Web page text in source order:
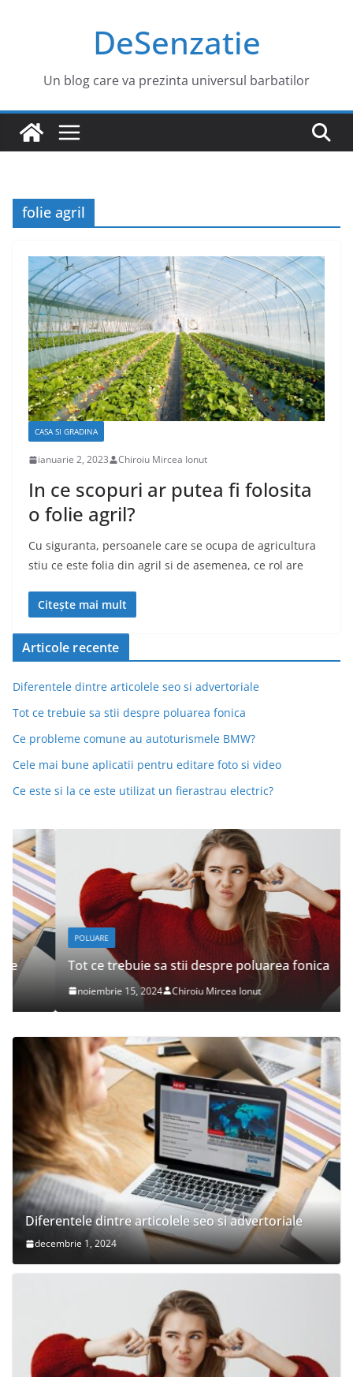
DeSenzatie
Un blog care va prezinta universul barbatilor
folie agril
CASA SI GRADINA
ianuarie 2, 2023 Chiroiu Mircea Ionut
In ce scopuri ar putea fi folosita
o folie agril?
Cu siguranta, persoanele care se ocupa de agricultura
stiu ce este folia din agril si de asemenea, ce rol are
Citește mai mult
Articole recente
Diferentele dintre articolele seo si advertoriale
Tot ce trebuie sa stii despre poluarea fonica
Ce probleme comune au autoturismele BMW?
Cele mai bune aplicatii pentru editare foto si video
Ce este si la ce este utilizat un fierastrau electric?
POLUARE
Tot ce trebuie sa stii despre poluarea fonica
noiembrie 15, 2024 Chiroiu Mircea Ionut
Diferentele dintre articolele seo si advertoriale
decembrie 1, 2024